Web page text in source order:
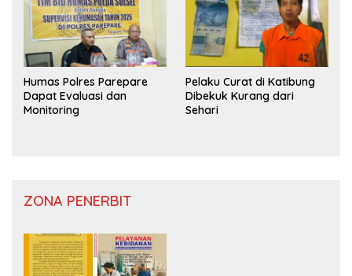
Humas Polres Parepare
Dapat Evaluasi dan
Monitoring
Pelaku Curat di Katibung
Dibekuk Kurang dari
Sehari
ZONA PENERBIT